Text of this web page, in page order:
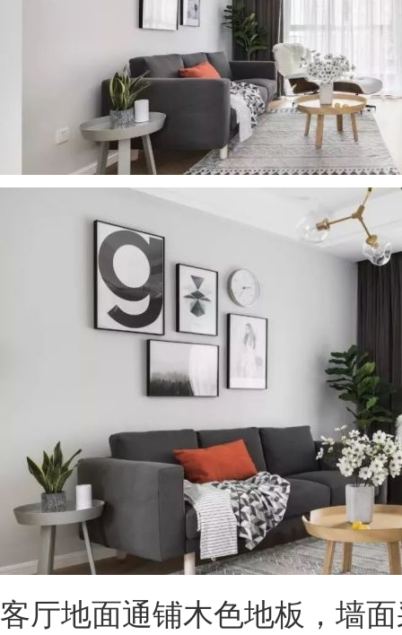
客厅地面通铺木色地板，墙